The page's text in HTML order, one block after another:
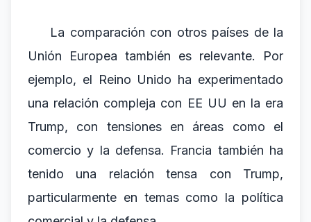
La comparación con otros países de la
Unión Europea también es relevante. Por
ejemplo, el Reino Unido ha experimentado
una relación compleja con EE UU en la era
Trump, con tensiones en áreas como el
comercio y la defensa. Francia también ha
tenido una relación tensa con Trump,
particularmente en temas como la política